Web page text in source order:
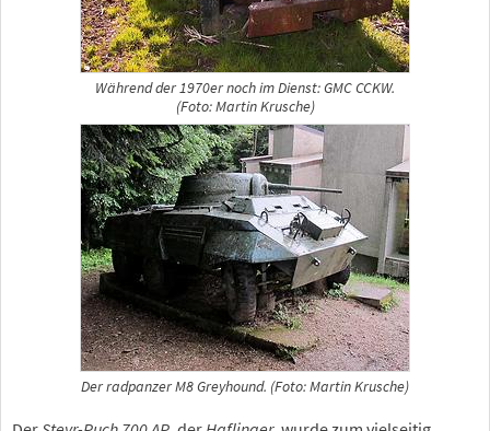
Während der 1970er noch im Dienst: GMC CCKW.
(Foto: Martin Krusche)
Der radpanzer M8 Greyhound. (Foto: Martin Krusche)